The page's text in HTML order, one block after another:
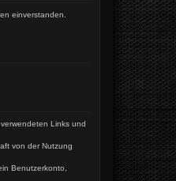
einverstanden.
Links und
von der Nutzung
Benutzerkonto,